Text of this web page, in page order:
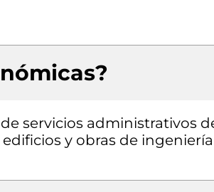
servicios administrativos
y obras de ingeniería